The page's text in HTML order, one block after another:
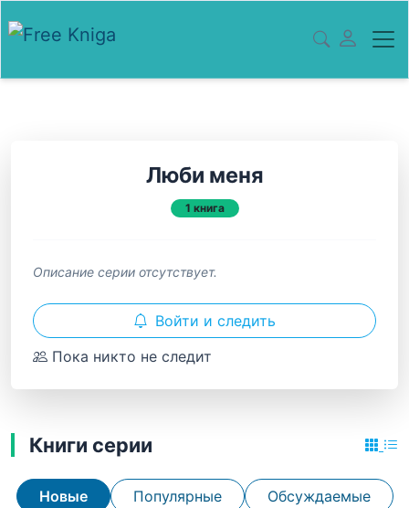
Люби меня
1 книга
Описание серии отсутствует.
Войти и следить
Пока никто не следит
Книги серии
Новые Популярные
Обсуждаемые